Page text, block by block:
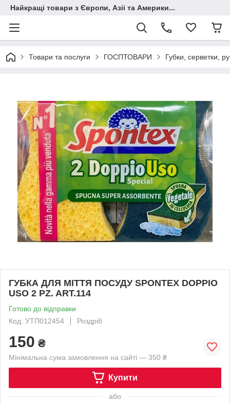
Найкращі товари з Європи, Азіі та Америки...
Товари та послуги ГОСПТОВАРИ Губки, серветки,
ГУБКА ДЛЯ МІТТЯ ПОСУДУ SPONTEX DOPPIO
USO 2 PZ. ART.114
Готово до відправки
Код: УТП012454
Роздріб
150 ₴
Мінімальна сума замовлення на сайті — 350 ₴
Купити
або